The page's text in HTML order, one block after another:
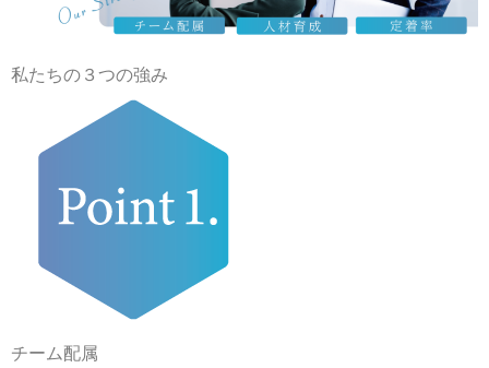
私たちの３つの強み
チーム配属